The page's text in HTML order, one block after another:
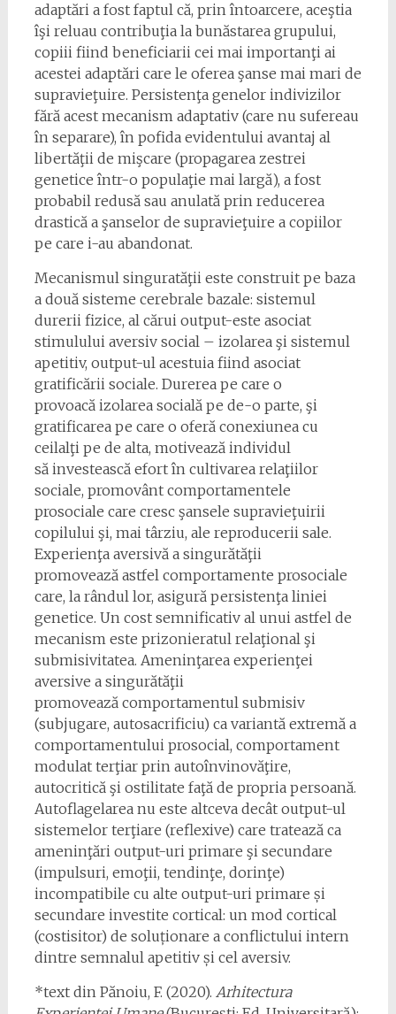
adaptări a fost faptul că, prin întoarcere, aceştia
îşi reluau contribuţia la bunăstarea grupului,
copiii fiind beneficiarii cei mai importanţi ai
acestei adaptări care le oferea şanse mai mari de
supravieţuire. Persistenţa genelor indivizilor
fără acest mecanism adaptativ (care nu sufereau
în separare), în pofida evidentului avantaj al
libertăţii de mişcare (propagarea zestrei
genetice într-o populaţie mai largă), a fost
probabil redusă sau anulată prin reducerea
drastică a şanselor de supravieţuire a copiilor
pe care i-au abandonat.
Mecanismul singuratăţii este construit pe baza
a două sisteme cerebrale bazale: sistemul
durerii fizice, al cărui output-este asociat
stimulului aversiv social – izolarea şi sistemul
apetitiv, output-ul acestuia fiind asociat
gratificării sociale. Durerea pe care o
provoacă izolarea socială pe de-o parte, şi
gratificarea pe care o oferă conexiunea cu
ceilalţi pe de alta, motivează individul
să investească efort în cultivarea relaţiilor
sociale, promovânt comportamentele
prosociale care cresc şansele supravieţuirii
copilului şi, mai târziu, ale reproducerii sale.
Experienţa aversivă a singurătăţii
promovează astfel comportamente prosociale
care, la rândul lor, asigură persistenţa liniei
genetice. Un cost semnificativ al unui astfel de
mecanism este prizonieratul relaţional şi
submisivitatea. Ameninţarea experienţei
aversive a singurătăţii
promovează comportamentul submisiv
(subjugare, autosacrificiu) ca variantă extremă a
comportamentului prosocial, comportament
modulat terţiar prin autoînvinovăţire,
autocritică şi ostilitate faţă de propria persoană.
Autoflagelarea nu este altceva decât output-ul
sistemelor terţiare (reflexive) care tratează ca
ameninţări output-uri primare şi secundare
(impulsuri, emoţii, tendinţe, dorinţe)
incompatibile cu alte output-uri primare și
secundare investite cortical: un mod cortical
(costisitor) de soluționare a conflictului intern
dintre semnalul apetitiv și cel aversiv.
*text din Pănoiu, F. (2020). Arhitectura